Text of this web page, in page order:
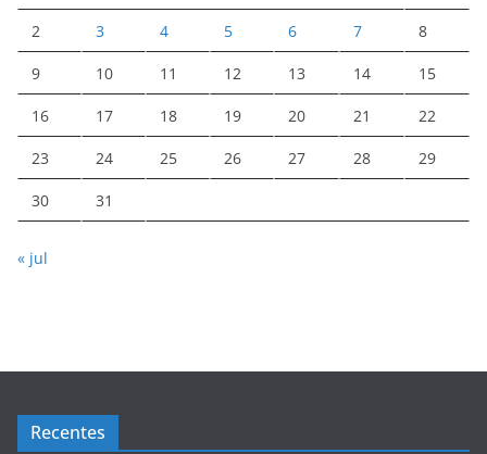
2 3 4 5 6 7 8
9 10 11 12 13 14 15
16 17 18 19 20 21 22
23 24 25 26 27 28 29
30 31
« jul
Recentes